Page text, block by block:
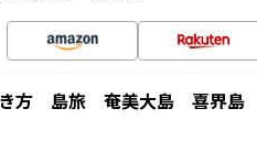
方 島旅 奄美大島 喜界島